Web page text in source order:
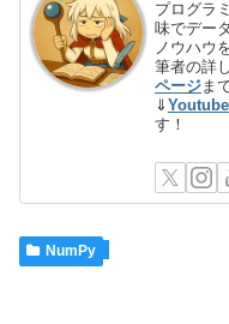
プログラ
味でデー
ノウハウ
筆者の詳
ページま
⇓ Youtube
す！
NumPy